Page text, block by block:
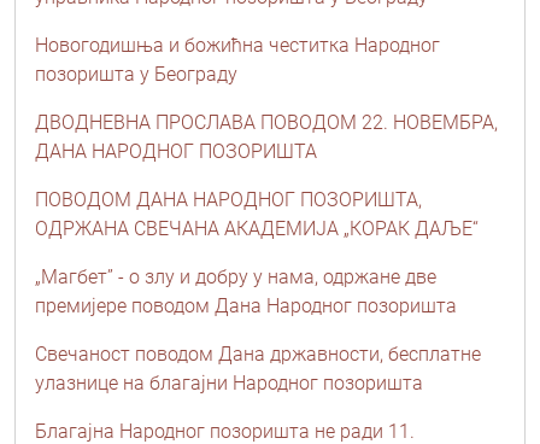
Новогодишња и божићна честитка Народног
позоришта у Београду
ДВОДНЕВНА ПРОСЛАВА ПОВОДОМ 22. НОВЕМБРА,
ДАНА НАРОДНОГ ПОЗОРИШТА
ПОВОДОМ ДАНА НАРОДНОГ ПОЗОРИШТА,
ОДРЖАНА СВЕЧАНА АКАДЕМИЈА „КОРАК ДАЉЕ“
„Магбет” - о злу и добру у нама, одржане две
премијере поводом Дана Народног позоришта
Свечаност поводом Дана државности, бесплатне
улазнице на благајни Народног позоришта
Благајна Народног позоришта не ради 11.